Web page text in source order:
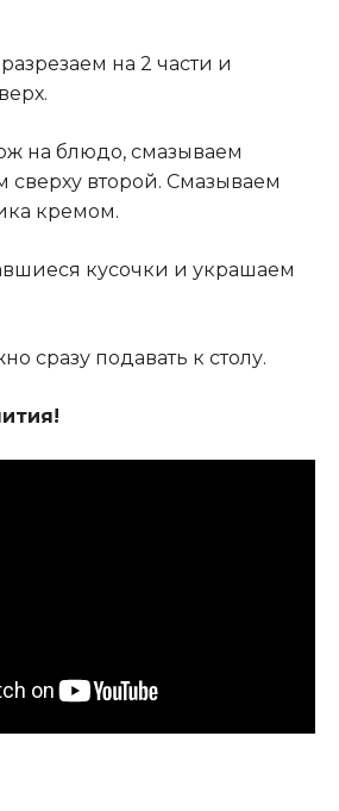
на 2 части и
на блюдо, смазываем
второй. Смазываем
кремом.
кусочки и украшаем
сразу подавать к столу.